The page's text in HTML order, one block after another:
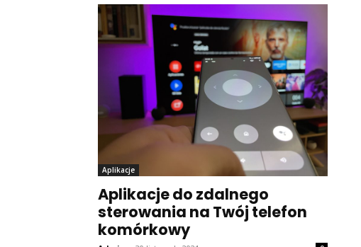
Aplikacje
Aplikacje do zdalnego
sterowania na Twój telefon
komórkowy